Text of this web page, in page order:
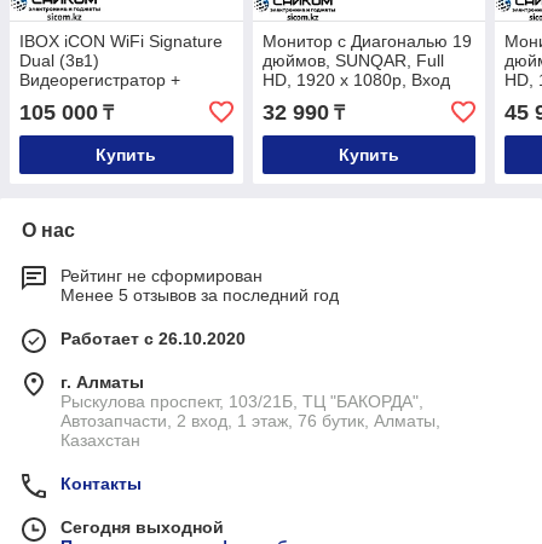
IBOX iCON WiFi Signature
Dual (3в1)
Видеорегистратор +
Радар - Детектор, Full HD
1920 х 1080p
105 000 ₸
Купить
Монитор с Диагональю 19
дюймов, SUNQAR, Full
HD, 1920 х 1080p, Вход
32 990₸
Купить
HD,
45
О нас
Рейтинг не сформирован
Менее 5 отзывов за последний год
Работает с 26.10.2020
г. Алматы
Рыскулова проспект, 103/21Б, ТЦ "БАКОРДА",
Автозапчасти, 2 вход, 1 этаж, 76 бутик, Алматы,
Казахстан
Контакты
Сегодня выходной